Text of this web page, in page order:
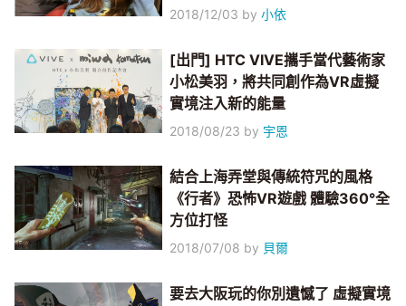
2018/12/03 by小依
[出門] HTC VIVE攜手當代藝術家
小松美羽，將共同創作為VR虛擬
實境注入新的能量
2018/08/23 by 宇恩
結合上海弄堂與傳統符咒的風格
《行者》恐怖VR遊戲 體驗360°全
方位打怪
2018/07/08 by 貝爾
要去大阪玩的你別遺憾了 虛擬實境